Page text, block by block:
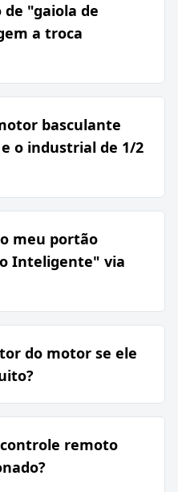
"gaiola de
a troca
basculante
o industrial de 1/2
meu portão
Inteligente" via
do motor se ele
remoto